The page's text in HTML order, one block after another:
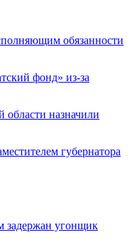
обязанности
фонд» из‑за
назначили
губернатора
задержан угонщик